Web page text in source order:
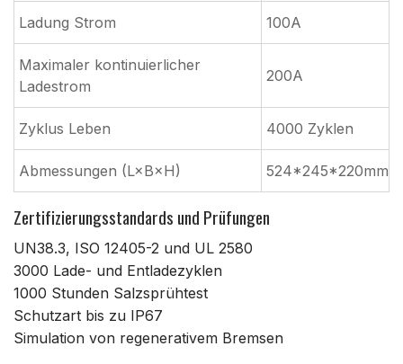
Ladung Strom 100A
Maximaler kontinuierlicher
Ladestrom
200A
Zyklus Leben 4000 Zyklen
Abmessungen (L×B×H) 524*245*220mm
Zertifizierungsstandards und Prüfungen
UN38.3, ISO 12405-2 und UL 2580
3000 Lade- und Entladezyklen
1000 Stunden Salzsprühtest
Schutzart bis zu IP67
Simulation von regenerativem Bremsen